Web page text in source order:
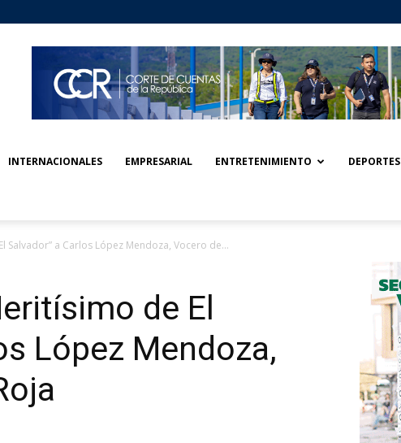
INTERNACIONALES EMPRESARIAL ENTRETENIMIENTO DEPORTES
Salvador” a Carlos López Mendoza, Vocero de...
de El
López Mendoza,